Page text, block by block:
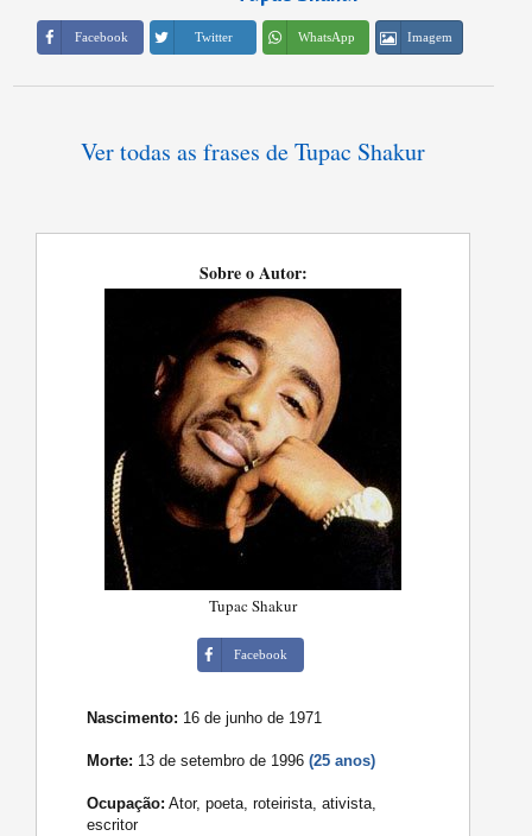
Facebook Twitter WhatsApp Imagem
Ver todas as frases de Tupac Shakur
Sobre o Autor:
Tupac Shakur
Facebook
Nascimento: 16 de junho de 1971
Morte: 13 de setembro de 1996(25 anos)
Ocupação: Ator, poeta, roteirista, ativista,
escritor